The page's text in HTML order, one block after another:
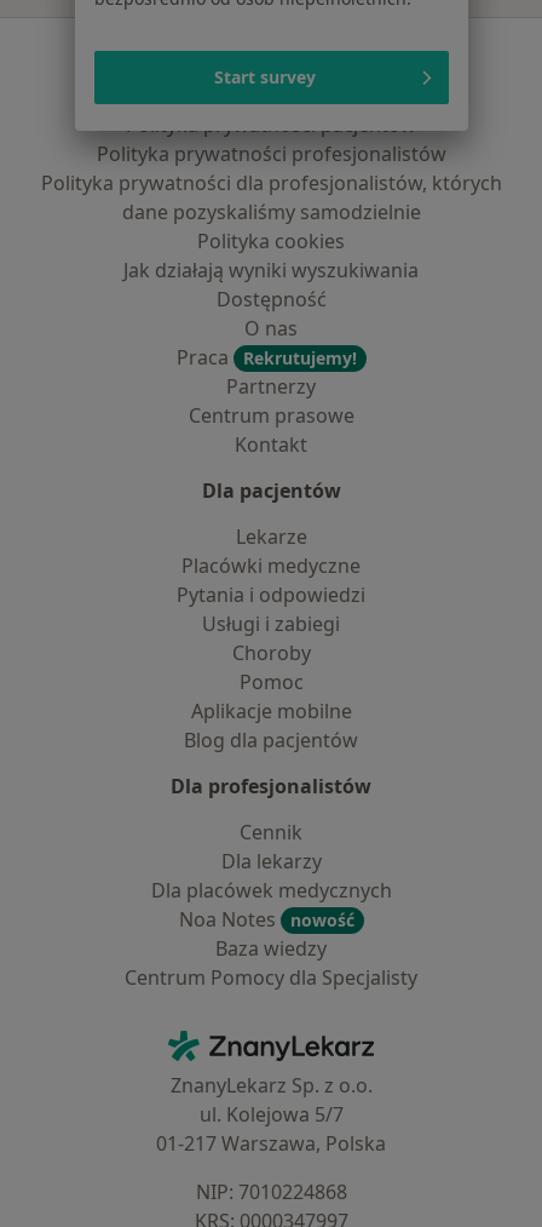
Serwis
Regulamin
Polityka prywatności pacjentów
Polityka prywatności profesjonalistów
Polityka prywatności dla profesjonalistów, których
dane pozyskaliśmy samodzielnie
Polityka cookies
Jak działają wyniki wyszukiwania
Dostępność
O nas
Praca
Rekrutujemy!
Partnerzy
Centrum prasowe
Kontakt
Dla pacjentów
Lekarze
Placówki medyczne
Pytania i odpowiedzi
Usługi i zabiegi
Choroby
Pomoc
Aplikacje mobilne
Blog dla pacjentów
Dla profesjonalistów
Cennik
Dla lekarzy
Dla placówek medycznych
Noa Notes
nowość
Baza wiedzy
Centrum Pomocy dla Specjalisty
ZnanyLekarz - Strona główna
ZnanyLekarz Sp. z o.o.
ul. Kolejowa 5/7
01-217 Warszawa, Polska
NIP: ⁠7010224868
KRS: ⁠0000347997
Start survey